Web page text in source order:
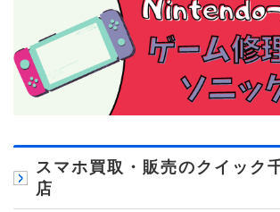
スマホ買取・販売のクイック
店